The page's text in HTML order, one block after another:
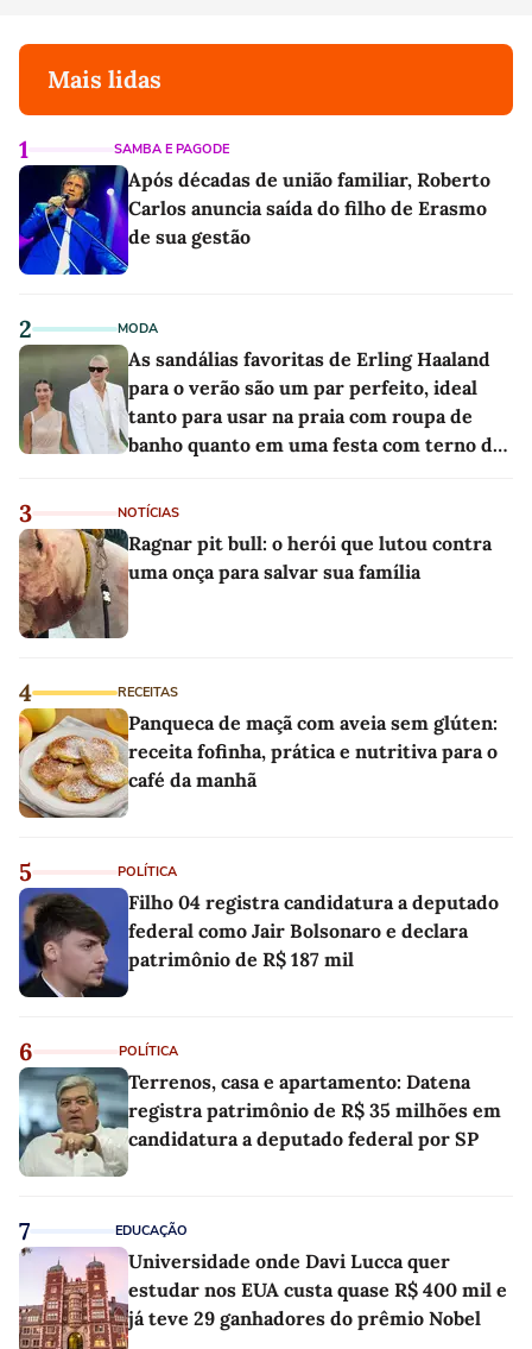
Mais lidas
1 SAMBA E PAGODE
Após décadas de união familiar, Roberto
Carlos anuncia saída do filho de Erasmo
de sua gestão
2 MODA
As sandálias favoritas de Erling Haaland
para o verão são um par perfeito, ideal
tanto para usar na praia com roupa de
banho quanto em uma festa com terno de
3 NOTÍCIAS
Ragnar pit bull: o herói que lutou contra
uma onça para salvar sua família
4 RECEITAS
Panqueca de maçã com aveia sem glúten:
receita fofinha, prática e nutritiva para o
café da manhã
5 POLÍTICA
Filho 04 registra candidatura a deputado
federal como Jair Bolsonaro e declara
patrimônio de R$ 187 mil
6 POLÍTICA
Terrenos, casa e apartamento: Datena
registra patrimônio de R$ 35 milhões em
candidatura a deputado federal por SP
7 EDUCAÇÃO
Universidade onde Davi Lucca quer
estudar nos EUA custa quase R$ 400 mil e
já teve 29 ganhadores do prêmio Nobel